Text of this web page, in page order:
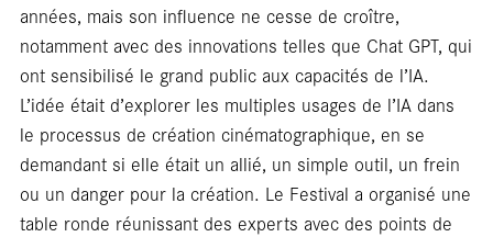
années, mais son influence ne cesse de croître,
notamment avec des innovations telles que Chat GPT, qui
ont sensibilisé le grand public aux capacités de l’IA.
L’idée était d’explorer les multiples usages de l’IA dans
le processus de création cinématographique, en se
demandant si elle était un allié, un simple outil, un frein
ou un danger pour la création. Le Festival a organisé une
table ronde réunissant des experts avec des points de